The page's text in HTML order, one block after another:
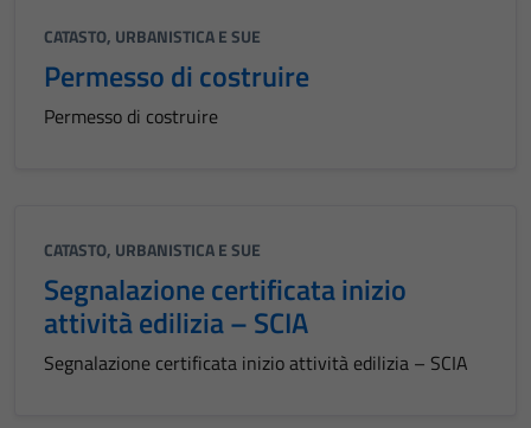
CATASTO, URBANISTICA E SUE
Permesso di costruire
Permesso di costruire
CATASTO, URBANISTICA E SUE
Segnalazione certificata inizio
attività edilizia – SCIA
Segnalazione certificata inizio attività edilizia – SCIA